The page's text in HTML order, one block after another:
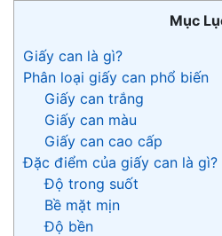
Mục
Giấy can là gì?
Phân loại giấy can phổ biến
Giấy can trắng
Giấy can màu
Giấy can cao cấp
Đặc điểm của giấy can là gì?
Độ trong suốt
Bề mặt mịn
Độ bền